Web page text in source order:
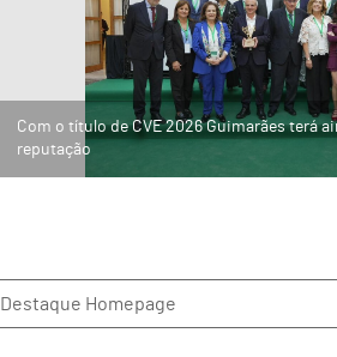
Destaque Homepage